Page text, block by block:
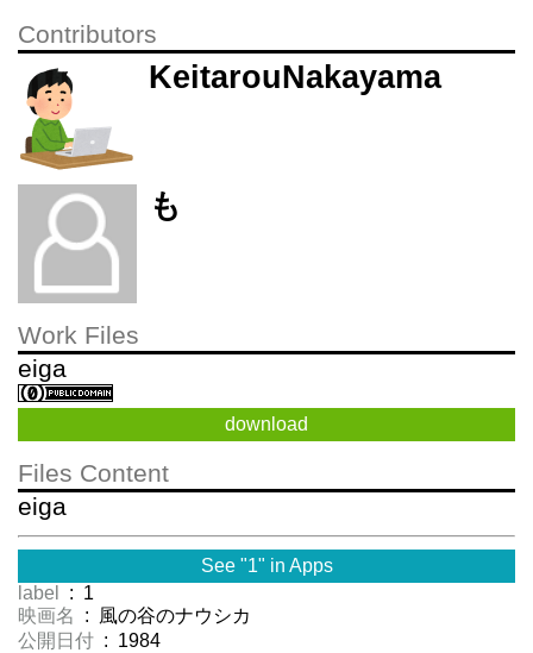
Contributors
KeitarouNakayama
も
Work Files
eiga
download
Files Content
eiga
See "1" in Apps
label
: 1
映画名
: 風の谷のナウシカ
公開日付 : 1984